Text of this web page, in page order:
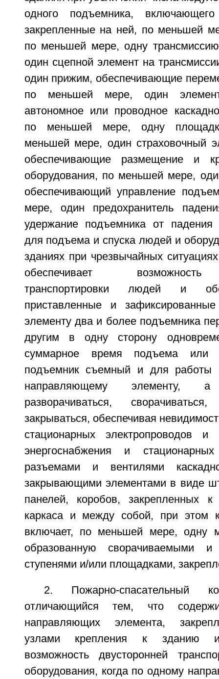
одного подъемника,
закрепленные на ней, по меньшей
по меньшей мере, одну
один сцепной элемент на
один прижим, обеспечивающие
по меньшей мере, один
автономное или проводное
по меньшей мере, одну
меньшей мере, один страховочный
обеспечивающие размещение и
оборудования, по меньшей мере,
обеспечивающий управление
мере, один предохранитель
удержание подъемника от падения
для подъема и спуска людей и
зданиях при чрезвычайных
обеспечивает возможность
транспортировки людей и
приставленные и
элементу два и более подъемника
другим в одну сторону
суммарное время подъема или
подъемник съемный и для работы
направляющему элементу,
разворачиваться,
закрываться, обеспечивая
стационарных электропроводов и
энергоснабжения и
разъемами и вентилями
закрывающими элементами в виде
панелей, коробов, закрепленных
каркаса и между собой, при этом
включает, по меньшей мере, одну
образованную сворачиваемыми и
ступенями и/или площадками,
2. Пожарно-спасательный
отличающийся тем, что
направляющих элемента,
узлами крепления к зданию и
возможность двусторонней
оборудования, когда по одному